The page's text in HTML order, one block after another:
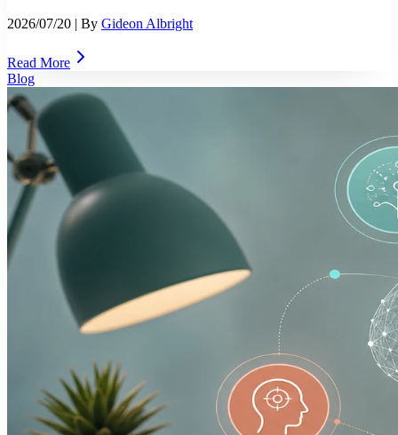
2026/07/20 | By Gideon Albright
Read More
Blog